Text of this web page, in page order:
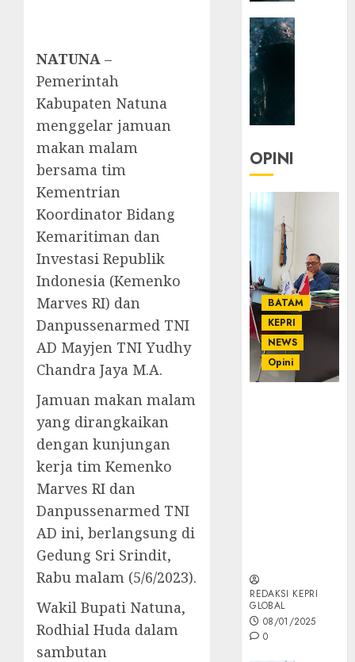
NATUNA –
Pemerintah
Kabupaten Natuna
menggelar jamuan
makan malam
bersama tim
Kementrian
Koordinator Bidang
Kemaritiman dan
Investasi Republik
Indonesia (Kemenko
Marves RI) dan
Danpussenarmed TNI
AD Mayjen TNI Yudhy
Chandra Jaya M.A.
Jamuan makan malam
yang dirangkaikan
dengan kunjungan
kerja tim Kemenko
Marves RI dan
Danpussenarmed TNI
AD ini, berlangsung di
Gedung Sri Srindit,
Rabu malam (5/6/2023).
Wakil Bupati Natuna,
Rodhial Huda dalam
sambutan
OPINI
BATAM
KEPRI
NEWS
Opini
REDAKSI KEPRI
GLOBAL
08/01/2025
0